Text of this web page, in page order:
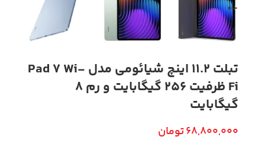
تبلت 11.2 اینچ شیائومی مدل Pad 7 Wi-
Fi ظرفیت 256 گیگابایت و رم 8
گیگابایت
68,800,000تومان